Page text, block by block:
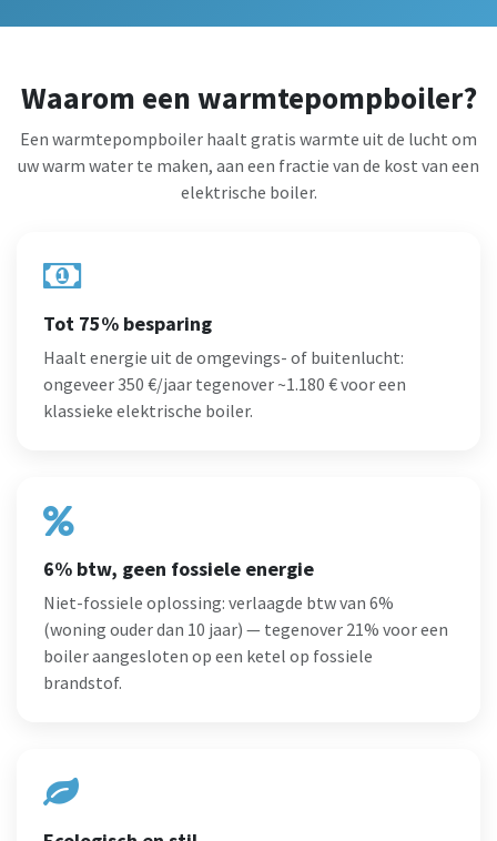
Waarom een warmtepompboiler?
Een warmtepompboiler haalt gratis warmte uit de lucht om
uw warm water te maken, aan een fractie van de kost van een
elektrische boiler.
Tot 75% besparing
Haalt energie uit de omgevings- of buitenlucht:
ongeveer 350 €/jaar tegenover ~1.180 € voor een
klassieke elektrische boiler.
6% btw, geen fossiele energie
Niet-fossiele oplossing: verlaagde btw van 6%
(woning ouder dan 10 jaar) — tegenover 21% voor een
boiler aangesloten op een ketel op fossiele
brandstof.